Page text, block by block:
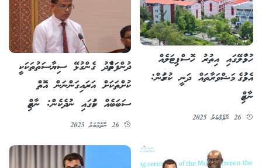
ހުޅުމާލޭގައި އިތުރު ހޮސްޕިޓަލެއް
އެޅުމުގެ މަޝްވަރާތައް ދަނީ ކުރަމުން:
ނާޒިމް
26 ނޮވެމްބަރު 2025
ދުންފަތާމެދު ގެންގުޅޭ ސިޔާސަތުތަކަކީ
ކުށްތަކަށް އަރައިގަންނަން އޮތް
ސަބަބެއް ކަމުގައި ނުދެކެން: ނާޒިމް
26 ނޮވެމްބަރު 2025